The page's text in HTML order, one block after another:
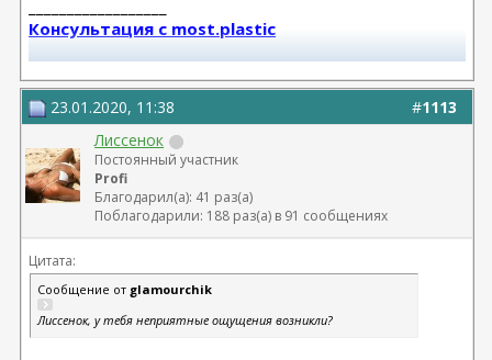
Консультация с most.plastic
11.24 смас+эндо лба Барсегян Овсеп
+ липофилинг кистей рук Джимиев Мулдар (в одну оп)
Замена Мотива Эрго 475сс деми 20.03.23 Арамян
Левон,
коррекция складки 04.24 + коррекция липофилингом
Олеся - оказалась сожжена платизма и нити стояли
там где нельзя
Рино 2020 - Константинов Бадри,
Миниабдо + грыжа 2019 - Малкаров
#1113
23.01.2020, 11:38
Лиссенок
Постоянный участник
Profi
Благодарил(а): 41 раз(а)
Поблагодарили: 188 раз(а) в 91 сообщениях
Цитата:
Сообщение от glamourchik
Лиссенок, у тебя неприятные ощущения возникли?